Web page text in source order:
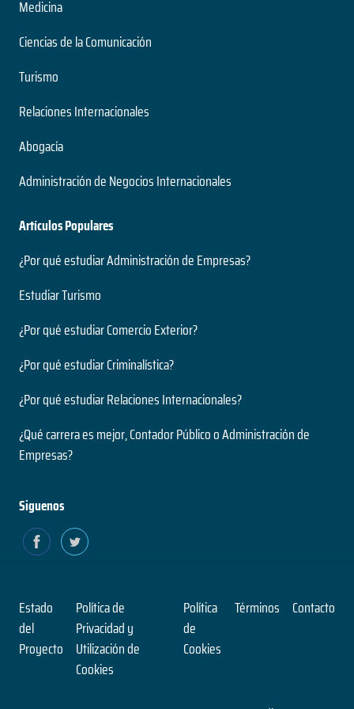
Modalidad
Duración
Nivel
Ingeniería Civil Electrónica
Duración
Grado
Presencial
Modalidad
Ingeniería Civil en Informática
Duración
Nivel
Presencial
Ingeniería Civil en Obras Civiles
5 años
Duración
Nivel
Modalidad
Magíster
Presencial
Paleontología
2 años
Duración
Magíster
Nivel
Presencial
Modalidad
Pensamiento Contemporáneo
1 años
Nivel
Presencial
Modalidad
Medicina
Ciencias de la Comunicación
Turismo
Relaciones Internacionales
Abogacía
Administración de Negocios Internacionales
Artículos Populares
¿Por qué estudiar Administración de Empresas?
Estudiar Turismo
¿Por qué estudiar Comercio Exterior?
¿Por qué estudiar Criminalística?
¿Por qué estudiar Relaciones Internacionales?
¿Qué carrera es mejor, Contador Público o Administración de
Empresas?
Siguenos
Estado
del
Proyecto
Política de
Privacidad y
Utilización de
Cookies
Política
de
Cookies
Términos Contacto